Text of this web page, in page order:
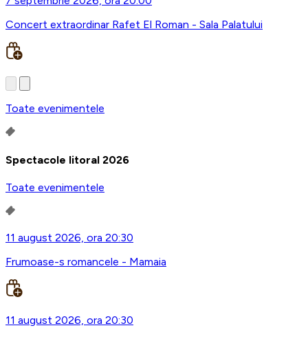
Concert extraordinar Rafet El Roman - Sala Palatului
Toate evenimentele
Spectacole litoral 2026
Toate evenimentele
11 august 2026, ora 20:30
Frumoase-s romancele - Mamaia
11 august 2026, ora 20:30